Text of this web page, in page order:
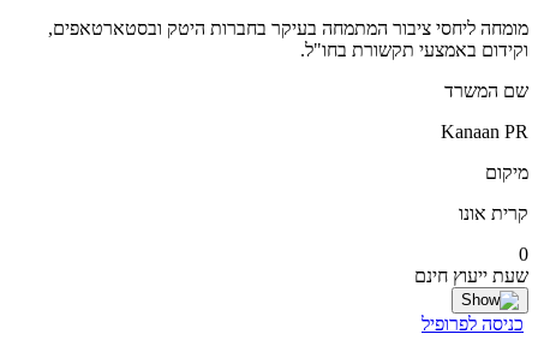
מומחה ליחסי ציבור המתמחה בעיקר בחברות היטק ובסטארטאפים,
וקידום באמצעי תקשורת בחו"ל.
שם המשרד
Kanaan PR
מיקום
קרית אונו
0
שעת ייעוץ חינם
כניסה לפרופיל